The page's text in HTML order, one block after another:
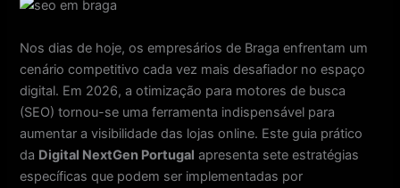
Nos dias de hoje, os empresários de Braga enfrentam um
cenário competitivo cada vez mais desafiador no espaço
digital. Em 2026, a otimização para motores de busca
(SEO) tornou-se uma ferramenta indispensável para
aumentar a visibilidade das lojas online. Este guia prático
da Digital NextGen Portugal apresenta sete estratégias
específicas que podem ser implementadas por